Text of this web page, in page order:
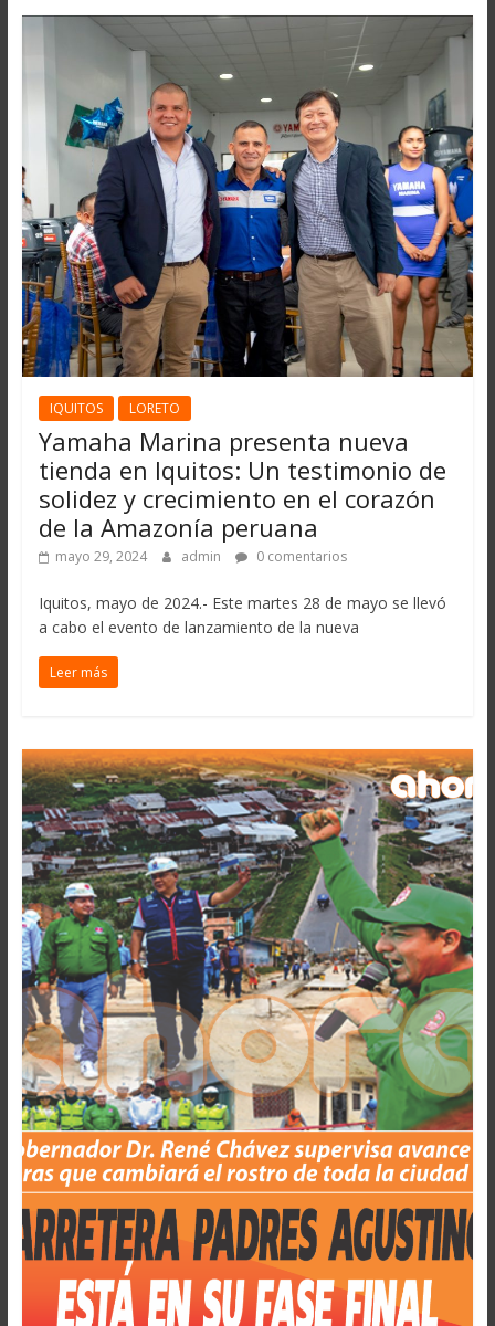
IQUITOS LORETO
Yamaha Marina presenta nueva
tienda en Iquitos: Un testimonio de
solidez y crecimiento en el corazón
de la Amazonía peruana
mayo 29, 2024 admin 0 comentarios
Iquitos, mayo de 2024.- Este martes 28 de mayo se llevó
a cabo el evento de lanzamiento de la nueva
Leer más